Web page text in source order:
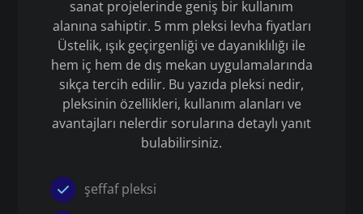
sanat projelerinde geniş bir kullanım
alanına sahiptir. 5 mm pleksi levha fiyatları
Üstelik, ışık geçirgenliği ve dayanıklılığı ile
hem iç hem de dış mekan uygulamalarında
sıkça tercih edilir. Bu yazıda pleksi nedir,
pleksinin özellikleri, kullanım alanları ve
avantajları nelerdir sorularına detaylı yanıt
bulabilirsiniz.
şeffaf pleksi